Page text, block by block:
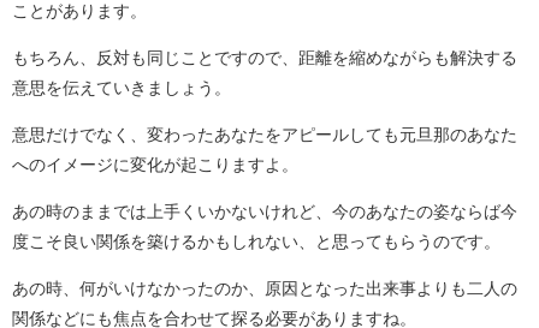
ことがあります。
もちろん、反対も同じことですので、距離を縮めながらも解決する
意思を伝えていきましょう。
意思だけでなく、変わったあなたをアピールしても元旦那のあなた
へのイメージに変化が起こりますよ。
あの時のままでは上手くいかないけれど、今のあなたの姿ならば今
度こそ良い関係を築けるかもしれない、と思ってもらうのです。
あの時、何がいけなかったのか、原因となった出来事よりも二人の
関係などにも焦点を合わせて探る必要がありますね。